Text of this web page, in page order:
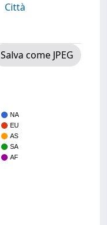
Città
Salva come JPEG
NA
EU
AS
SA
AF